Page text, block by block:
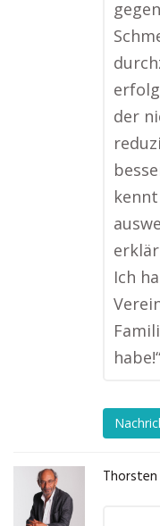
der
Ich
habe!“
Thorsten